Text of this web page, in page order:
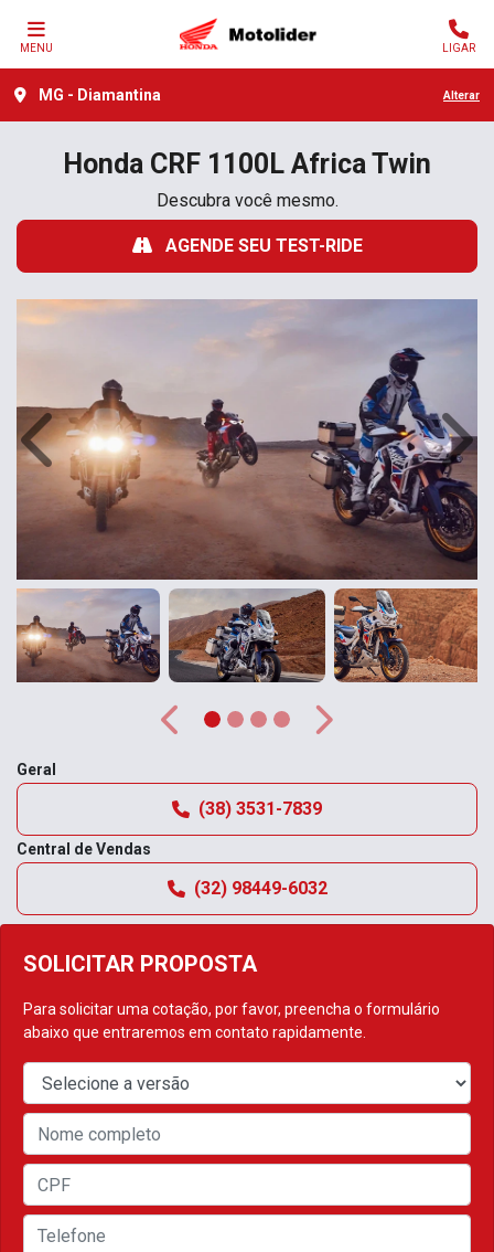
MENU LIGAR
MG - Diamantina Alterar
Honda CRF 1100L Africa Twin
Descubra você mesmo.
AGENDE SEU TEST-RIDE
SOLICITAR PROPOSTA
Para solicitar uma cotação, por favor, preencha o formulário
abaixo que entraremos em contato rapidamente.
Anterior
Anterior Próximo
Geral
(38) 3531-7839
Central de Vendas
(32) 98449-6032